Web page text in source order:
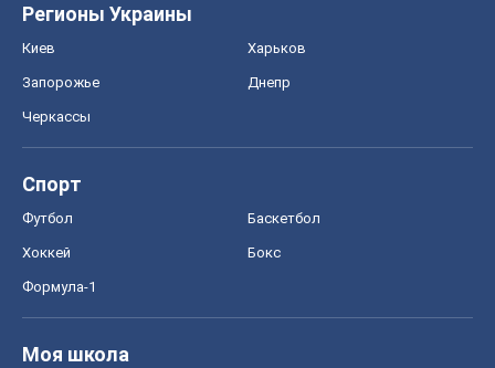
Регионы Украины
Киев Харьков
Запорожье Днепр
Черкассы
Спорт
Футбол Баскетбол
Хоккей Бокс
Формула-1
Моя школа